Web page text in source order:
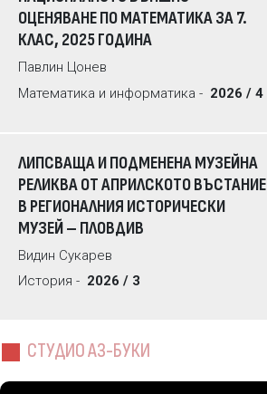
ОЦЕНЯВАНЕ ПО МАТЕМАТИКА ЗА 7.
КЛАС, 2025 ГОДИНА
Павлин Цонев
Математика и информатика - 2026 / 4
ЛИПСВАЩА И ПОДМЕНЕНА МУЗЕЙНА
РЕЛИКВА ОТ АПРИЛСКОТО ВЪСТАНИЕ
В РЕГИОНАЛНИЯ ИСТОРИЧЕСКИ
МУЗЕЙ – ПЛОВДИВ
Видин Сукарев
История - 2026 / 3
СТУДИО АЗ-БУКИ